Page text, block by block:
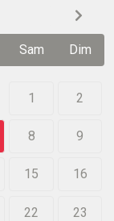
Sam Dim
1 2
8 9
15 16
22 23